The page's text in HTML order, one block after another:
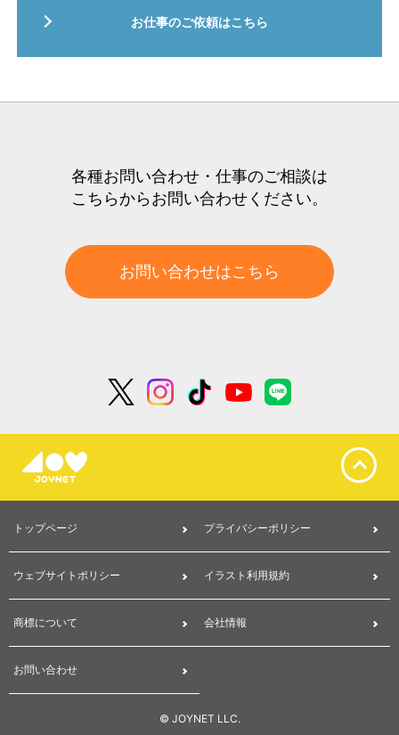
お仕事のご依頼はこちら
各種お問い合わせ・仕事のご相談は
こちらからお問い合わせください。
お問い合わせはこちら
トップページ プライバシーポリシー
ウェブサイトポリシー イラスト利用規約
商標について 会社情報
お問い合わせ
© JOYNET LLC.